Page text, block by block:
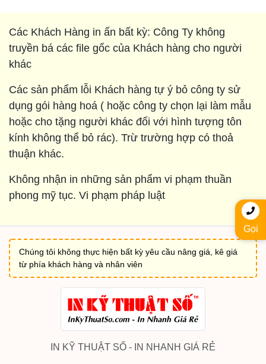
Gọi
Các Khách Hàng in ấn bất kỳ: Công Ty không
truyền bá các file gốc của Khách hàng cho người
khác
Các sản phẩm lỗi Khách hàng tự ý bỏ công ty sử
dụng gói hàng hoá ( hoặc công ty chọn lại làm mẫu
hoặc cho tặng người khác đối với hình tượng tôn
kính không thể bỏ rác). Trừ trường hợp có thoả
thuận khác.
Không nhận in những sản phẩm vi phạm thuần
phong mỹ tục. Vi phạm pháp luật
Chúng tôi không thực hiện bất kỳ yêu cầu nâng giá, kê giá
từ phía khách hàng và nhân viên
IN KỸ THUẬT SỐ - IN NHANH GIÁ RẺ